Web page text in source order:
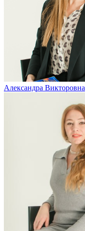
Александра Викторовна